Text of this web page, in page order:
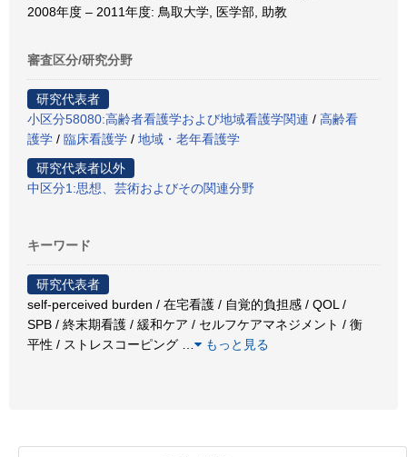
2008年度 – 2011年度: 鳥取大学, 医学部, 助教
審査区分/研究分野
研究代表者
小区分58080:高齢者看護学および地域看護学関連 / 高齢看
護学 / 臨床看護学 / 地域・老年看護学
研究代表者以外
中区分1:思想、芸術およびその関連分野
キーワード
研究代表者
self-perceived burden / 在宅看護 / 自覚的負担感 / QOL /
SPB / 終末期看護 / 緩和ケア / セルフケアマネジメント / 衡
平性 / ストレスコーピング
もっと見る